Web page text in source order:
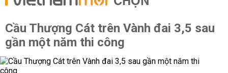
Cầu Thượng Cát trên Vành đai 3,5 sau
gần một năm thi công